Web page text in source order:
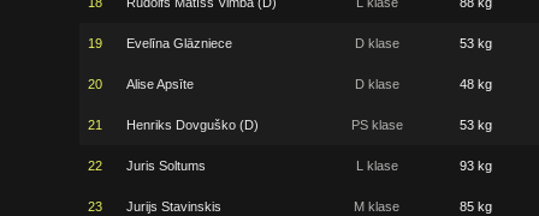
19 Evelīna Glāzniece D klase 53 kg
20 Alise Apsīte D klase 48 kg
21 Henriks Dovguško (D) PS klase 53 kg
22 Juris Soltums L klase 93 kg
23 Jurijs Stavinskis M klase 85 kg